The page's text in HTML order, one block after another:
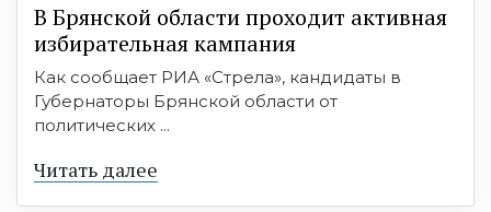
В Брянской области проходит активная
избирательная кампания
Как сообщает РИА «Стрела», кандидаты в
Губернаторы Брянской области от
политических ...
Читать далее